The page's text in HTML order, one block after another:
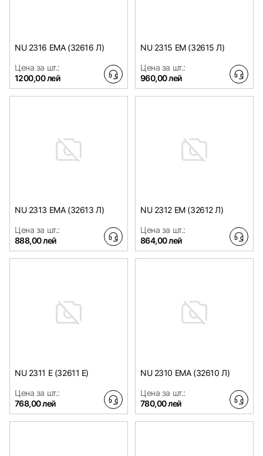
NU 2316 EMA (32616 Л)
Цена за шт.:
1200,00 лей
NU 2315 EM (32615 Л)
Цена за шт.:
960,00 лей
NU 2313 EMA (32613 Л)
Цена за шт.:
888,00 лей
NU 2312 EM (32612 Л)
Цена за шт.:
864,00 лей
NU 2311 E (32611 E)
Цена за шт.:
768,00 лей
NU 2310 EMA (32610 Л)
Цена за шт.:
780,00 лей